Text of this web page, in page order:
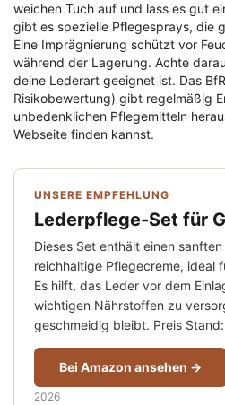
weichen Tuch auf und lass es gut
gibt es spezielle Pflegesprays, die
Eine Imprägnierung schützt vor
während der Lagerung. Achte
deine Lederart geeignet ist. Das
Risikobewertung) gibt regelmäßig
unbedenklichen Pflegemitteln
Webseite finden kannst.
UNSERE EMPFEHLUNG
Lederpflege-Set für
Dieses Set enthält einen
reichhaltige Pflegecreme, ideal
Es hilft, das Leder vor dem
wichtigen Nährstoffen zu
geschmeidig bleibt. Preis
Bei Amazon ansehen →
2026